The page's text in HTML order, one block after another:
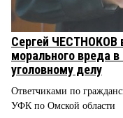
Сергей ЧЕСТНОКОВ
морального вреда
уголовному делу
Ответчиками по
УФК по Омской области